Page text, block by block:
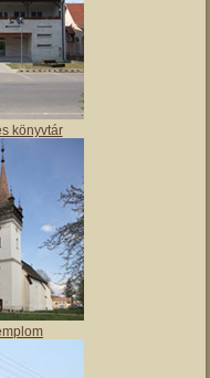
könyvtár